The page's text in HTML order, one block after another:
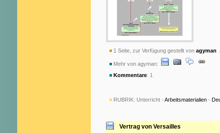
1 Seite, zur Verfügung gestellt von agyman
Mehr von agyman:
Kommentare: 1
RUBRIK: Unterricht - Arbeitsmaterialien -
Vertrag von Versailles